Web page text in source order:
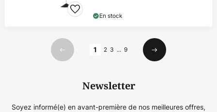
En stock
Précédent
1 2 3 ... 9
Suivant
Newsletter
Soyez informé(e) en avant-première de nos meilleures offres,